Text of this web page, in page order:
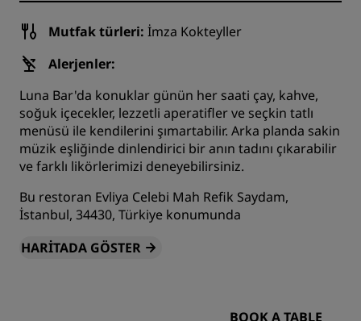
Mutfak türleri: İmza Kokteyller
Alerjenler:
Luna Bar'da konuklar günün her saati çay, kahve,
soğuk içecekler, lezzetli aperatifler ve seçkin tatlı
menüsü ile kendilerini şımartabilir. Arka planda sakin
müzik eşliğinde dinlendirici bir anın tadını çıkarabilir
ve farklı likörlerimizi deneyebilirsiniz.
Bu restoran Evliya Celebi Mah Refik Saydam,
İstanbul, 34430, Türkiye konumunda
HARITADA GÖSTER
BOOK A TABLE